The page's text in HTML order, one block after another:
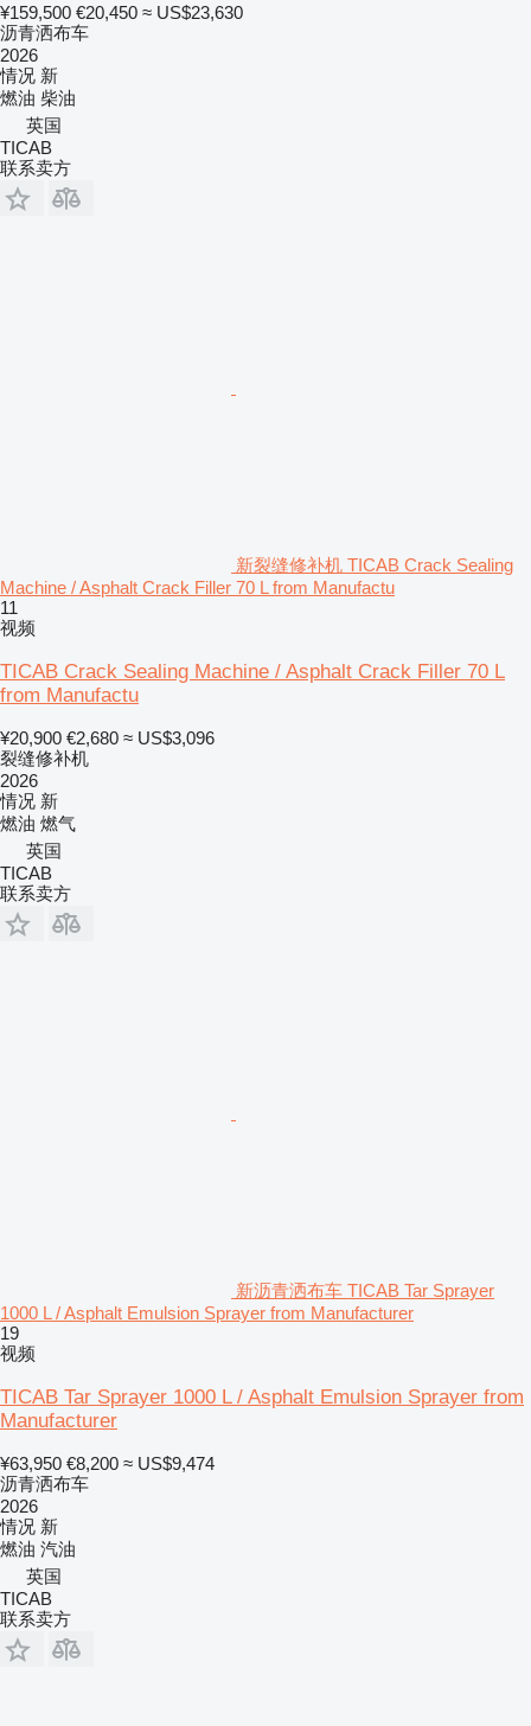
¥159,500 €20,450 ≈ US$23,630
沥青洒布车
2026
情况 新
燃油 柴油
英国
TICAB
联系卖方
新裂缝修补机 TICAB Crack Sealing
Machine / Asphalt Crack Filler 70 L from Manufactu
11
视频
TICAB Crack Sealing Machine / Asphalt Crack Filler 70 L
from Manufactu
¥20,900 €2,680 ≈ US$3,096
裂缝修补机
2026
情况 新
燃油 燃气
英国
TICAB
联系卖方
新沥青洒布车 TICAB Tar Sprayer
1000 L / Asphalt Emulsion Sprayer from Manufacturer
19
视频
TICAB Tar Sprayer 1000 L / Asphalt Emulsion Sprayer from
Manufacturer
¥63,950 €8,200 ≈ US$9,474
沥青洒布车
2026
情况 新
燃油 汽油
英国
TICAB
联系卖方